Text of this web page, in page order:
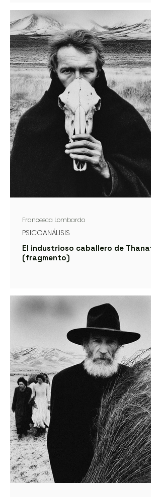
El industrioso caballero de Thanatos
(fragmento)
PSICOANÁLISIS
Francesca Lombardo